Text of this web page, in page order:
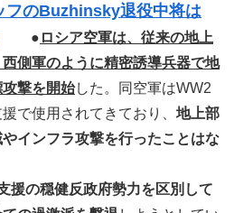
フのBuzhinsky退役中将は
● ロシア空軍は、従来の地上
側軍のように精密誘導兵器で地
攻撃を開始した。同空軍はWW2
で使用されてきており、 地上部
インフラ攻撃を行ったことはな
援の穏健反政府勢力を区別して